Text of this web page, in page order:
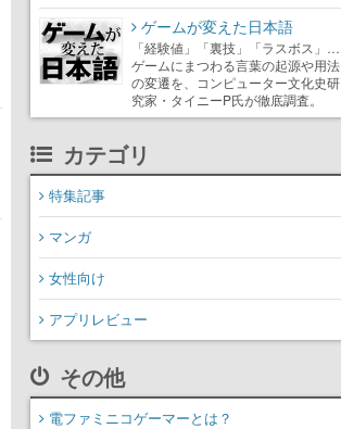
ゲームが変えた日本語
「経験値」「裏技」「ラスボス」…
ゲームにまつわる言葉の起源や用法
の変遷を、コンピューター文化史研
究家・タイニーP氏が徹底調査。
カテゴリ
特集記事
マンガ
女性向け
アプリレビュー
その他
電ファミニコゲーマーとは？